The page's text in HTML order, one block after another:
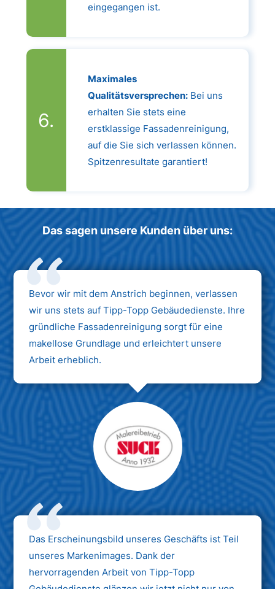
eingegangen ist.
Maximales
Qualitätsversprechen:Bei uns
erhalten Sie stets eine
erstklassige Fassadenreinigung,
auf die Sie sich verlassen können.
Spitzenresultate garantiert!
Das sagen unsere Kunden über uns:
Bevor wir mit dem Anstrich beginnen, verlassen
wir uns stets auf Tipp-Topp Gebäudedienste. Ihre
gründliche Fassadenreinigung sorgt für eine
makellose Grundlage und erleichtert unsere
Arbeit erheblich.
Das Erscheinungsbild unseres Geschäfts ist Teil
unseres Markenimages. Dank der
hervorragenden Arbeit von Tipp-Topp